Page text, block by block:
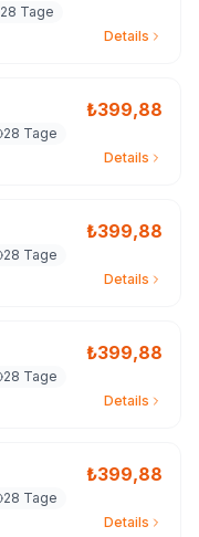
28 Tage
Details
₺399,88
28 Tage
Details
₺399,88
28 Tage
Details
₺399,88
28 Tage
Details
₺399,88
28 Tage
Details